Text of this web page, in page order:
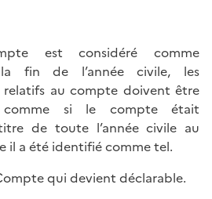
est considéré comme
fin de l’année civile, les
relatifs au compte doivent être
comme si le compte était
de toute l’année civile au
il a été identifié comme tel.
qui devient déclarable.